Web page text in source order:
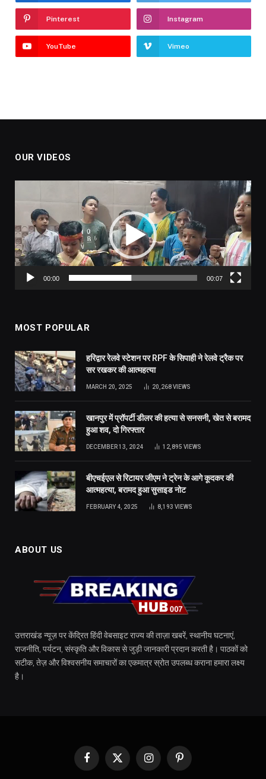
Pinterest Instagram
YouTube Vimeo
OUR VIDEOS
00:00 00:07
MOST POPULAR
हरिद्वार रेलवे स्टेशन पर RPF के सिपाही ने रेलवे ट्रैक पर
सर रखकर की आत्महत्या
MARCH 20, 2025 20,268VIEWS
खानपुर में प्रॉपर्टी डीलर की हत्या से सनसनी, खेत से बरामद
हुआ शव, दो गिरफ्तार
DECEMBER 13, 2024 12,895 VIEWS
बीएचईएल से रिटायर जीएम ने ट्रेन के आगे कूदकर की
आत्महत्या, बरामद हुआ सुसाइड नोट
FEBRUARY 4, 2025 8,193 VIEWS
ABOUT US
उत्तराखंड न्यूज़ पर केंद्रित हिंदी वेबसाइट राज्य की ताज़ा खबरें, स्थानीय घटनाएं,
राजनीति, पर्यटन, संस्कृति और विकास से जुड़ी जानकारी प्रदान करती है। पाठकों को
सटीक, तेज़ और विश्वसनीय समाचारों का एकमात्र स्रोत उपलब्ध कराना हमारा लक्ष्य
है।
Facebook
X
InstagramPinterest